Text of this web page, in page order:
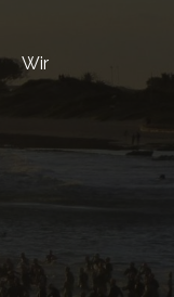
Wir